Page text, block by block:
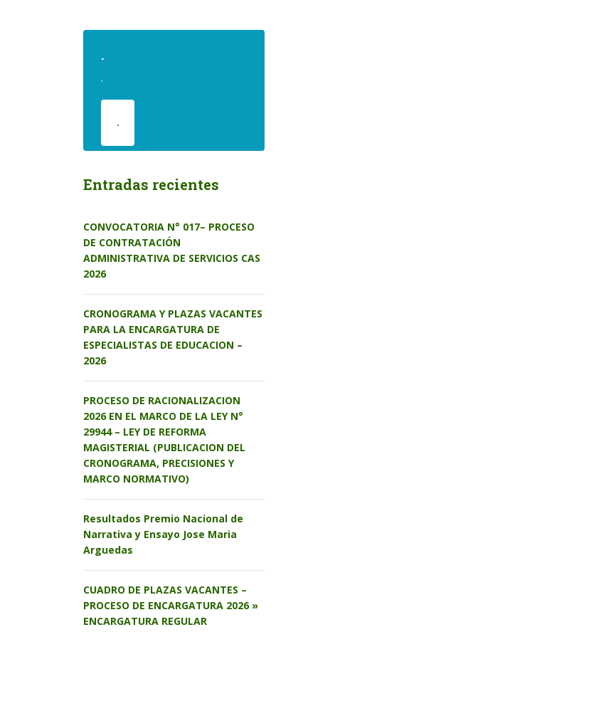
.
.
.
Entradas recientes
CONVOCATORIA N° 017– PROCESO
DE CONTRATACIÓN
ADMINISTRATIVA DE SERVICIOS CAS
2026
CRONOGRAMA Y PLAZAS VACANTES
PARA LA ENCARGATURA DE
ESPECIALISTAS DE EDUCACION –
2026
PROCESO DE RACIONALIZACION
2026 EN EL MARCO DE LA LEY N°
29944 – LEY DE REFORMA
MAGISTERIAL (PUBLICACION DEL
CRONOGRAMA, PRECISIONES Y
MARCO NORMATIVO)
Resultados Premio Nacional de
Narrativa y Ensayo Jose Maria
Arguedas
CUADRO DE PLAZAS VACANTES –
PROCESO DE ENCARGATURA 2026 »
ENCARGATURA REGULAR